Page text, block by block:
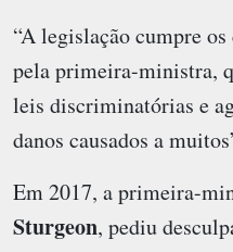
“A legislação cumpre
pela primeira-ministra,
leis discriminatórias e
danos causados a
Em 2017, a primeira-
Sturgeon, pediu